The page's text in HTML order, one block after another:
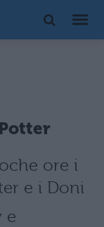
ore i
e i Doni
e